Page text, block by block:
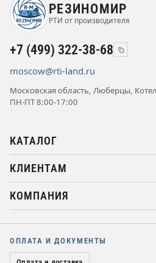
РЕЗИНОМИР
РТИ от производителя
+7 (499) 322-38-68
moscow@rti-land.ru
Московская область, Люберцы,
ПН-ПТ 8:00-17:00
КАТАЛОГ
КЛИЕНТАМ
КОМПАНИЯ
ОПЛАТА И ДОКУМЕНТЫ